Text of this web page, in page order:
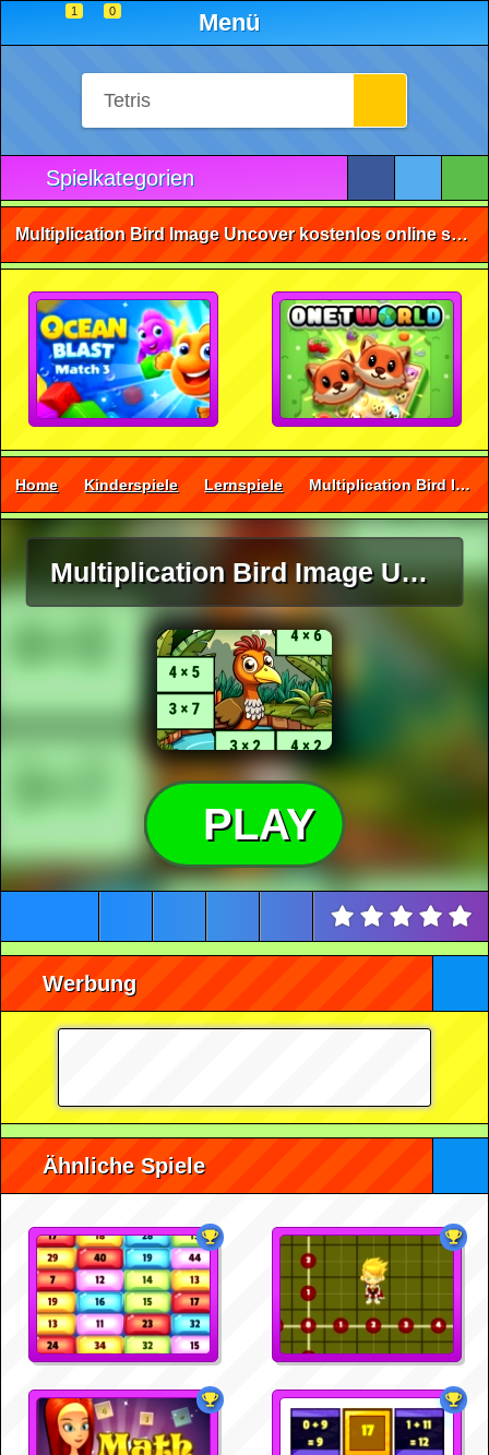
1 0 Menü
Spielkategorien
Multiplication Bird Image Uncover kostenlos online spielen • ohne Anmeldung 🕹️
Home Kinderspiele Lernspiele Multiplication Bird Image Uncover
Multiplication Bird Image Uncover
PLAY
Werbung
Ähnliche Spiele